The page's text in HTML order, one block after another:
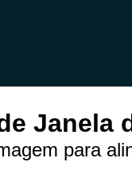
Janela
para